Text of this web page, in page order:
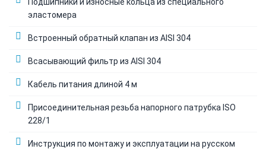
эластомера
Встроенный обратный клапан из AISI 304
Всасывающий фильтр из AISI 304
Кабель питания длиной 4 м
Присоединительная резьба напорного патрубка ISO
228/1
Инструкция по монтажу и эксплуатации на русском